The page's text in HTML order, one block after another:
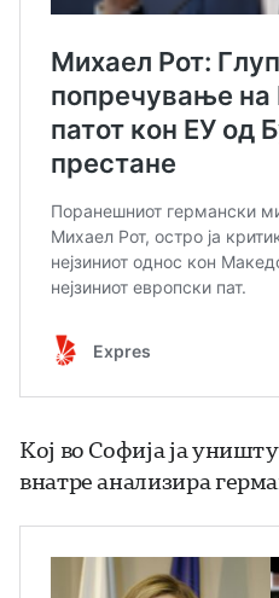
Кој во Софија ја
внатре анализира